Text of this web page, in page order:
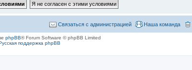
Наша команда
Связаться с администрацией
phpBB® Forum Software © phpBB Limited
поддержка phpBB